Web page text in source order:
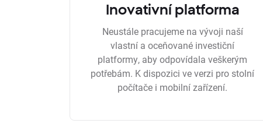
Inovativní platforma
Neustále pracujeme na vývoji naší
vlastní a oceňované investiční
platformy, aby odpovídala veškerým
potřebám. K dispozici ve verzi pro stolní
počítače i mobilní zařízení.